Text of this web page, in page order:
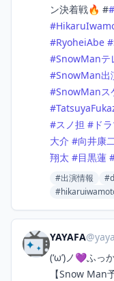
ン決着戦🔥 ##
#
#RyoheiAbe #
#SnowManテ
#SnowMan出
#SnowManス
#
#スノ担 # ド
大介 #向井康
翔太 #目黒蓮
#出演情報
YAYAFA@
(‘ω’)ノ💜ふ
【Snow Man